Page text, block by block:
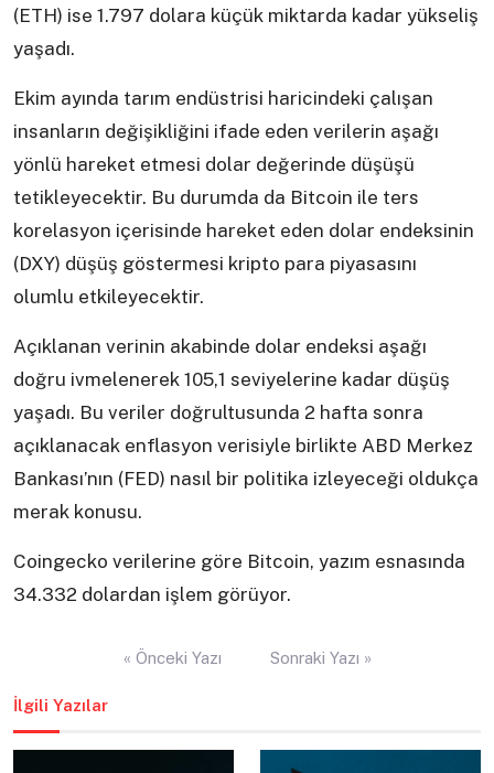
(ETH) ise 1.797 dolara küçük miktarda kadar yükseliş
yaşadı.
Ekim ayında tarım endüstrisi haricindeki çalışan
insanların değişikliğini ifade eden verilerin aşağı
yönlü hareket etmesi dolar değerinde düşüşü
tetikleyecektir. Bu durumda da Bitcoin ile ters
korelasyon içerisinde hareket eden dolar endeksinin
(DXY) düşüş göstermesi kripto para piyasasını
olumlu etkileyecektir.
Açıklanan verinin akabinde dolar endeksi aşağı
doğru ivmelenerek 105,1 seviyelerine kadar düşüş
yaşadı. Bu veriler doğrultusunda 2 hafta sonra
açıklanacak enflasyon verisiyle birlikte ABD Merkez
Bankası’nın (FED) nasıl bir politika izleyeceği oldukça
merak konusu.
Coingecko verilerine göre Bitcoin, yazım esnasında
34.332 dolardan işlem görüyor.
« Önceki Yazı Sonraki Yazı »
İlgili Yazılar